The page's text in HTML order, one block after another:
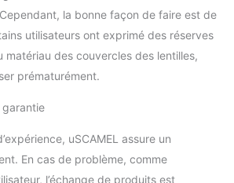
un sac, une sangle de
pour trépied. Il est facile à
utiliser, à transporter et à
ranger. Idéal pour les
les activités de plein air,
oiseaux, l'escalade, la
chasse, le tir à l'arc, la
randonnée, le camping, la
la bonne façon de faire est de
utilisateurs ont exprimé des réserves
matériau des couvercles des lentilles,
prématurément.
garantie
uSCAMEL assure un
En cas de problème, comme
l’échange de produits est